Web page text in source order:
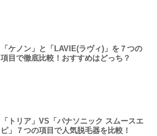
「ケノン」と「LAVIE(ラヴィ)」を７つの
項目で徹底比較！おすすめはどっち？
「トリア」VS「パナソニック スムースエ
ピ」７つの項目で人気脱毛器を比較！